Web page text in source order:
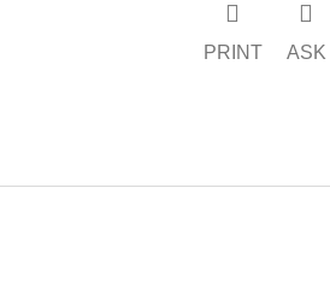
PRINT ASK